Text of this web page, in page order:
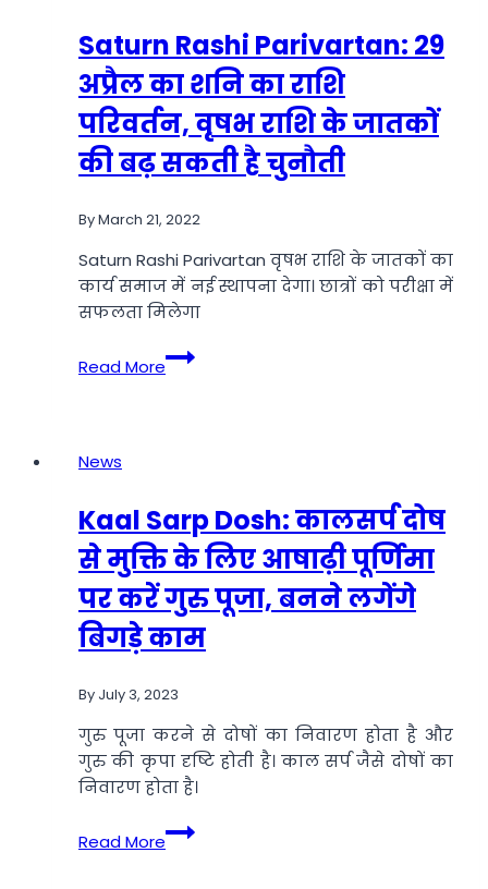
Horoscope):
प्रेम
संबंधों
के
लिए
शुभ
Saturn Rashi Parivartan: 29
अप्रैल का शनि का राशि
परिवर्तन, वृषभ राशि के जातकों
की बढ़ सकती है चुनौती
ByMarch 21, 2022
Saturn Rashi Parivartan वृषभ राशि के जातकों का
कार्य समाज में नई स्थापना देगा। छात्रों को परीक्षा में
सफलता मिलेगा
Read More
Saturn
Rashi
शनि
का
राशि
परिवर्तन,
वृषभ
राशि
जातकों
की
बढ़
सकती
है
चुनौती
News
Kaal Sarp Dosh: कालसर्प दोष
से मुक्ति के लिए आषाढ़ी पूर्णिमा
पर करें गुरु पूजा, बनने लगेंगे
बिगड़े काम
By July 3, 2023
गुरु पूजा करने से दोषों का निवारण होता है और
गुरु की कृपा दृष्टि होती है। काल सर्प जैसे दोषों का
निवारण होता है।
Read More
Kaal
Sarp